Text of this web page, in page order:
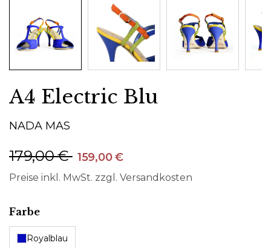
A4 Electric Blu
NADA MAS
179,00 € 159,00 €
Preise inkl. MwSt. zzgl. Versandkosten
Farbeauswählen
Royalblau